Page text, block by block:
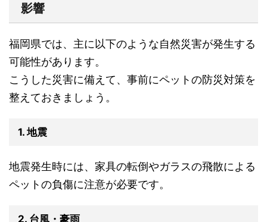
影響
福岡県では、主に以下のような自然災害が発生する
可能性があります。
こうした災害に備えて、事前にペットの防災対策を
整えておきましょう。
1. 地震
地震発生時には、家具の転倒やガラスの飛散による
ペットの負傷に注意が必要です。
2. 台風・豪雨